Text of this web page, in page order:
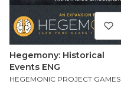
Hegemony: Historical
Events ENG
PRODUCENT
HEGEMONIC PROJECT GAMES